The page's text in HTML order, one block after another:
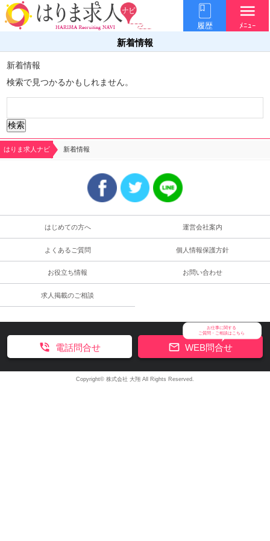
履歴
menu
ﾒﾆｭｰ
新着情報
新着情報
検索で見つかるかもしれません。
索:
はりま求人ナビ 新着情報
はじめての方へ 運営会社案内
よくあるご質問 個人情報保護方針
お役立ち情報 お問い合わせ
求人掲載のご相談
お仕事に関する
ご質問・ご相談はこちら
 WEB問合せ
 電話問合せ
Copyright© 株式会社 大翔 All Rights Reserved.